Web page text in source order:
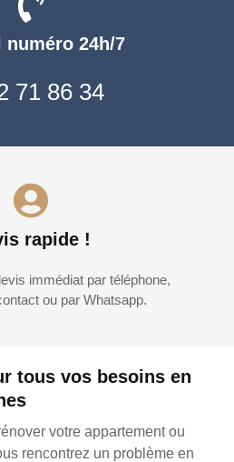
tous vos besoins en
votre appartement ou
rencontrez un problème en
numéro 24h/7
71 86 34
rapide !
immédiat par téléphone,
ou par Whatsapp.